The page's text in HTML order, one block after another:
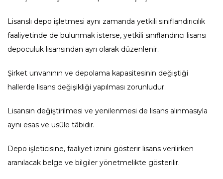
Lisanslı depo işletmesi aynı zamanda yetkili sınıflandırıcılık
faaliyetinde de bulunmak isterse, yetkili sınıflandırıcı lisansı
depoculuk lisansından ayrı olarak düzenlenir.
Şirket unvanının ve depolama kapasitesinin değiştiği
hallerde lisans değişikliği yapılması zorunludur.
Lisansın değiştirilmesi ve yenilenmesi de lisans alınmasıyla
aynı esas ve usûle tâbidir.
Depo işleticisine, faaliyet iznini gösterir lisans verilirken
aranılacak belge ve bilgiler yönetmelikte gösterilir.